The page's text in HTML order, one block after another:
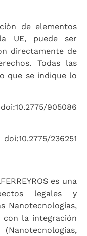
de elementos
UE, puede ser
directamente de
Todas las
que se indique lo
905086
236251
es una
legales y
Nanotecnologías,
con la integración